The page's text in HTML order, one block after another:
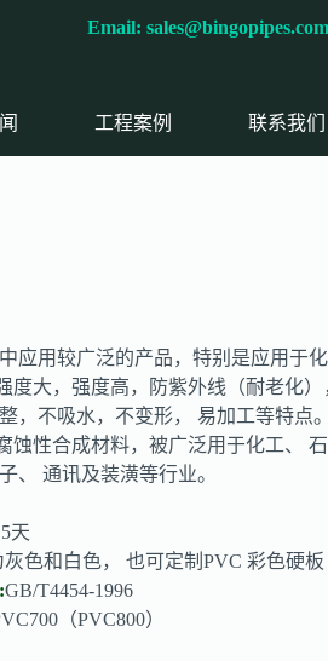
工程案例 联系我们
应用较广泛的产品，特别是应用于
度大，强度高，防紫外线（耐老化
，不吸水，不变形， 易加工等特点
蚀性合成材料，被广泛用于化工、
、 通讯及装潢等行业。
天
灰色和白色， 也可定制PVC 彩色硬板
GB/T4454-1996
（PVC800）